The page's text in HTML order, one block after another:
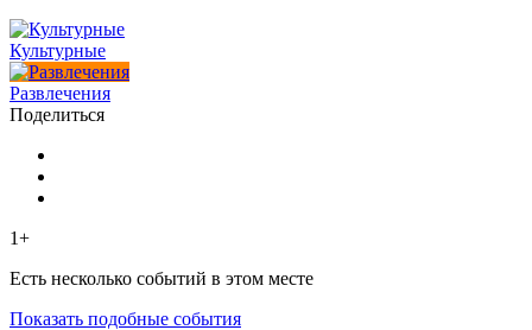
Культурные
Развлечения
Поделиться
1+
Есть несколько событий в этом месте
Показать подобные события